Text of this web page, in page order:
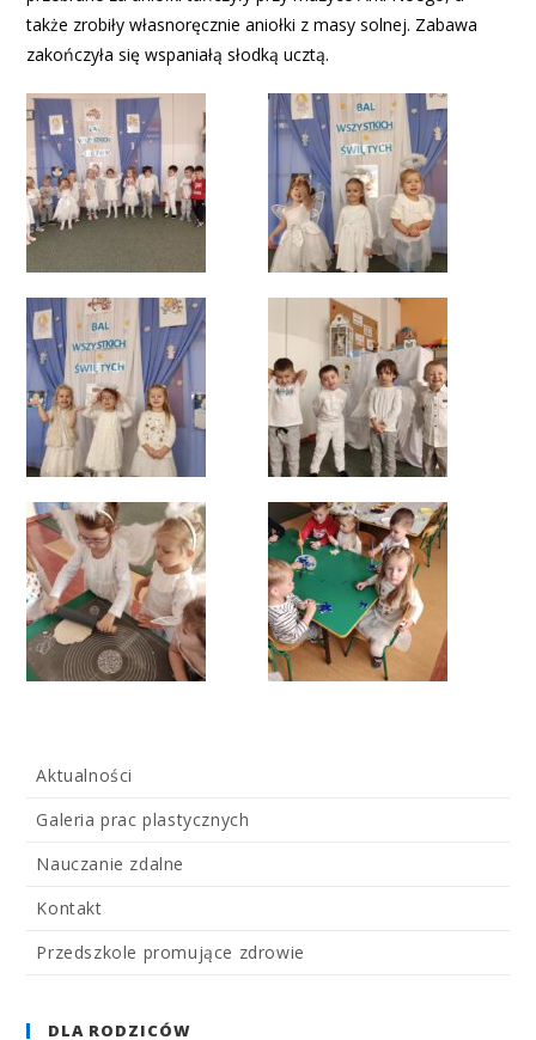
także zrobiły własnoręcznie aniołki z masy solnej. Zabawa
zakończyła się wspaniałą słodką ucztą.
Aktualności
Galeria prac plastycznych
Nauczanie zdalne
Kontakt
Przedszkole promujące zdrowie
DLA RODZICÓW